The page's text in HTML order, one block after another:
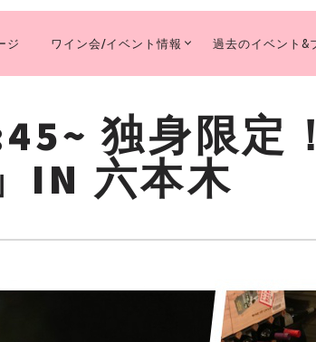
ジ ワイン会/イベント情報 過去のイベント&
独身限定
IN 六本木